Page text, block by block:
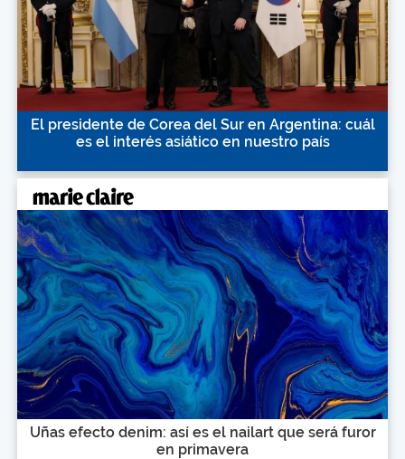
El presidente de Corea del Sur en Argentina: cuál
es el interés asiático en nuestro país
Uñas efecto denim: así es el nailart que será furor
en primavera